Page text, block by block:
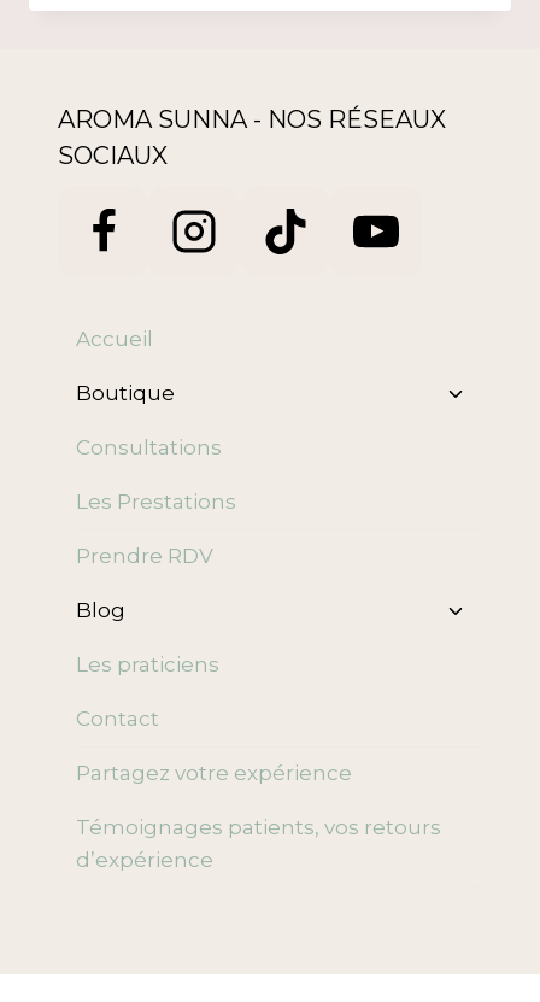
AROMA SUNNA - NOS RÉSEAUX
SOCIAUX
Accueil
Boutique
Ouvrir/
Consultations
Les Prestations
Prendre RDV
Blog
Ouvrir/
Les praticiens
Contact
Partagez votre expérience
Témoignages patients, vos retours
d’expérience